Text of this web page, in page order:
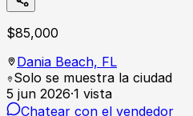
$85,000
Dania Beach, FL
Solo se muestra la ciudad
5 jun 2026·1 vista
Chatear con el vendedor